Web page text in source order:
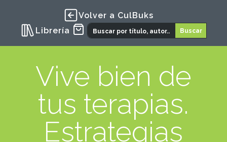
Volver a CulBuks
Librería
Vive bien de
tus terapias.
Estrategias